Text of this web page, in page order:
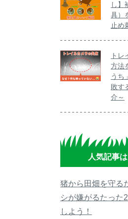
し】
具）
止め
トレ
方法
うち
敗す
介～
人気記事
猪から田畑を守る
シが嫌がるたった
しよう！